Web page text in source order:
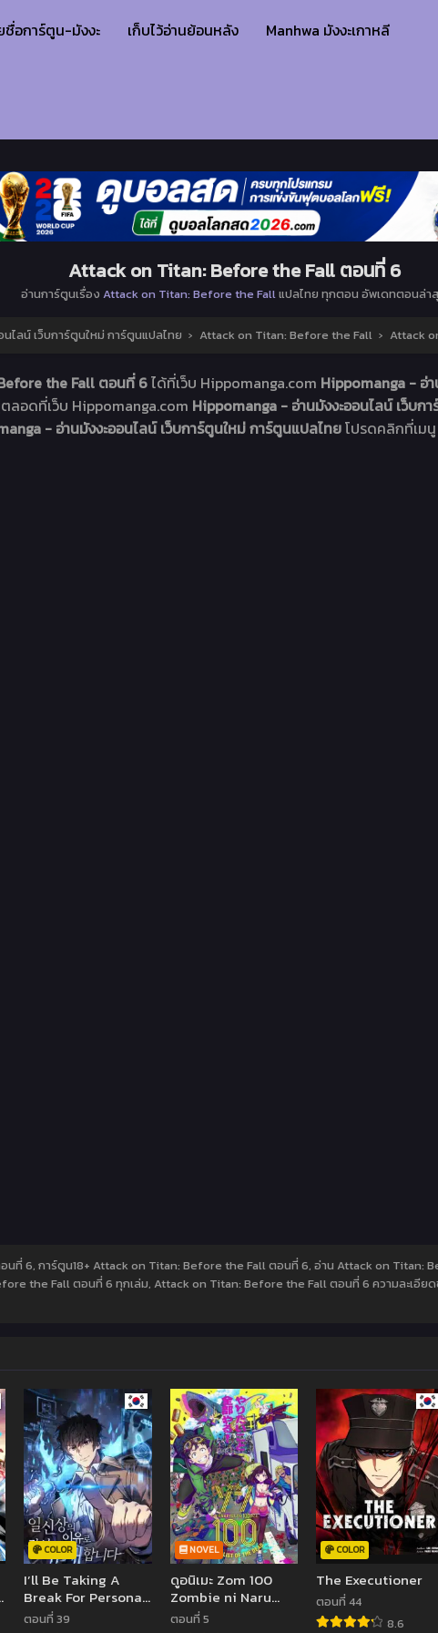
ชื่อการ์ตูน-มังงะ เก็บไว้อ่านย้อนหลัง Manhwa มังงะเกาหลี
Attack on Titan: Before the Fall ตอนที่ 6
อ่านการ์ตูนเรื่อง Attack on Titan: Before the Fallแปลไทย ทุกตอน อัพเดทตอนล่า
ไลน์ เว็บการ์ตูนใหม่ การ์ตูนแปลไทย › Attack on Titan: Before the Fall › Attack
the Fall ตอนที่ 6ได้ที่เว็บ Hippomanga.com Hippomanga - อ่
ลอดที่เว็บ Hippomanga.com Hippomanga - อ่านมังงะออนไลน์ เว็บก
- อ่านมังงะออนไลน์ เว็บการ์ตูนใหม่ การ์ตูนแปลไทยโปรดคลิกที่เมนู
ที่ 6, การ์ตูน18+ Attack on Titan: Before the Fall ตอนที่ 6, อ่าน Attack on Titan:
the Fall ตอนที่ 6 ทุกเล่ม, Attack on Titan: Before the Fall ตอนที่ 6 ความละเอี
COLOR
I’ll Be Taking A
Break For Personal
Reasons
ตอนที่ 39
NOVEL
ดูอนิเมะ Zom 100
Zombie ni Naru
made ni Shitai 100
ตอนที่ 5
COLOR
The Executioner
ตอนที่ 44
8.6